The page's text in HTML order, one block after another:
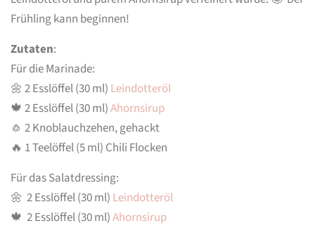
Frühling kann beginnen!
Zutaten:
Für die Marinade:
🌼 2 Esslöffel (30 ml) Leindotteröl
🍁 2 Esslöffel (30 ml)Ahornsirup
🧄 2 Knoblauchzehen, gehackt
🔥 1 Teelöffel (5 ml) Chili Flocken
Für das Salatdressing:
🌼 2 Esslöffel (30 ml) Leindotteröl
🍁 2 Esslöffel (30 ml)Ahornsirup